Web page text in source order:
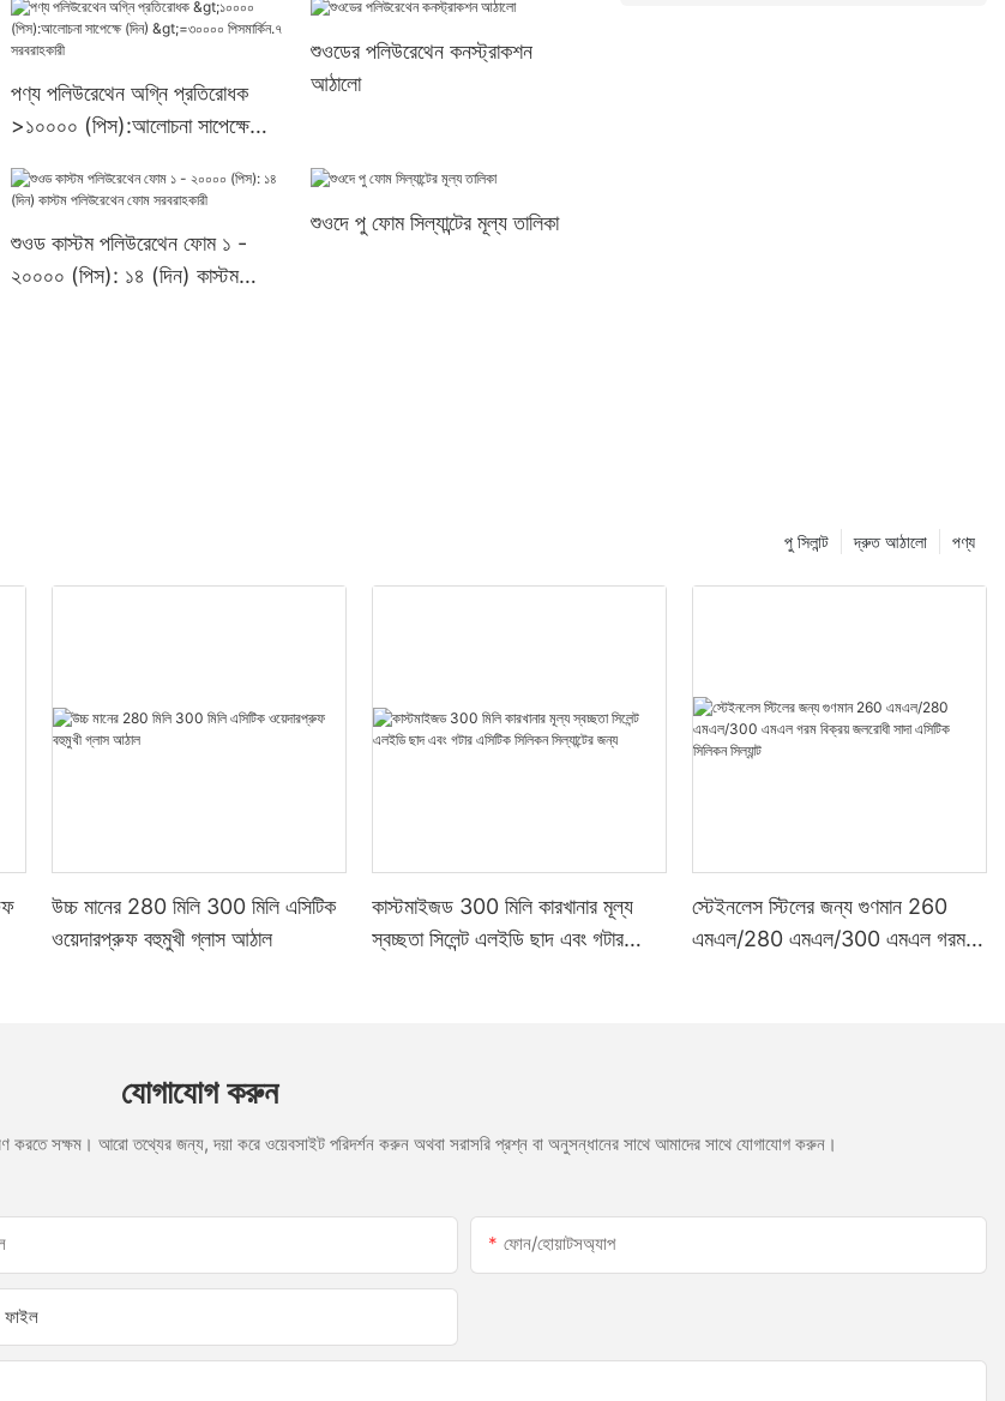
পণ্য পলিউরেথেন অগ্নি প্রতিরোধক
>১০০০০ (পিস):আলোচনা সাপেক্ষে
সরবরাহকারী
শুওডের পলিউরেথেন কনস্ট্রাকশন
আঠালো
শুওড কাস্টম পলিউরেথেন ফোম ১ -
২০০০০ (পিস): ১৪ (দিন) কাস্টম
শুওদে পু ফোম সিল্যান্টের মূল্য তালিকা
পণ্য
দ্রুত আঠালো
পু সিলান্ট
উচ্চ মানের 280 মিলি 300 মিলি এসিটিক
ওয়েদারপ্রুফ বহুমুখী গ্লাস আঠাল
কাস্টমাইজড 300 মিলি কারখানার মূল্য
স্বচ্ছতা সিলেন্ট এলইডি ছাদ এবং গটার
স্টেইনলেস স্টিলের জন্য গুণমান 260
এমএল/280 এমএল/300 এমএল গরম
যোগাযোগ করুন
করতে সক্ষম। আরো তথ্যের জন্য, দয়া করে ওয়েবসাইট পরিদর্শন করুন অথবা সরাসরি প্রশ্ন বা অনুসন্ধানের সাথে আমাদের সাথে যোগাযোগ করুন।
ফোন/হোয়াটসঅ্যাপ
ফাইল